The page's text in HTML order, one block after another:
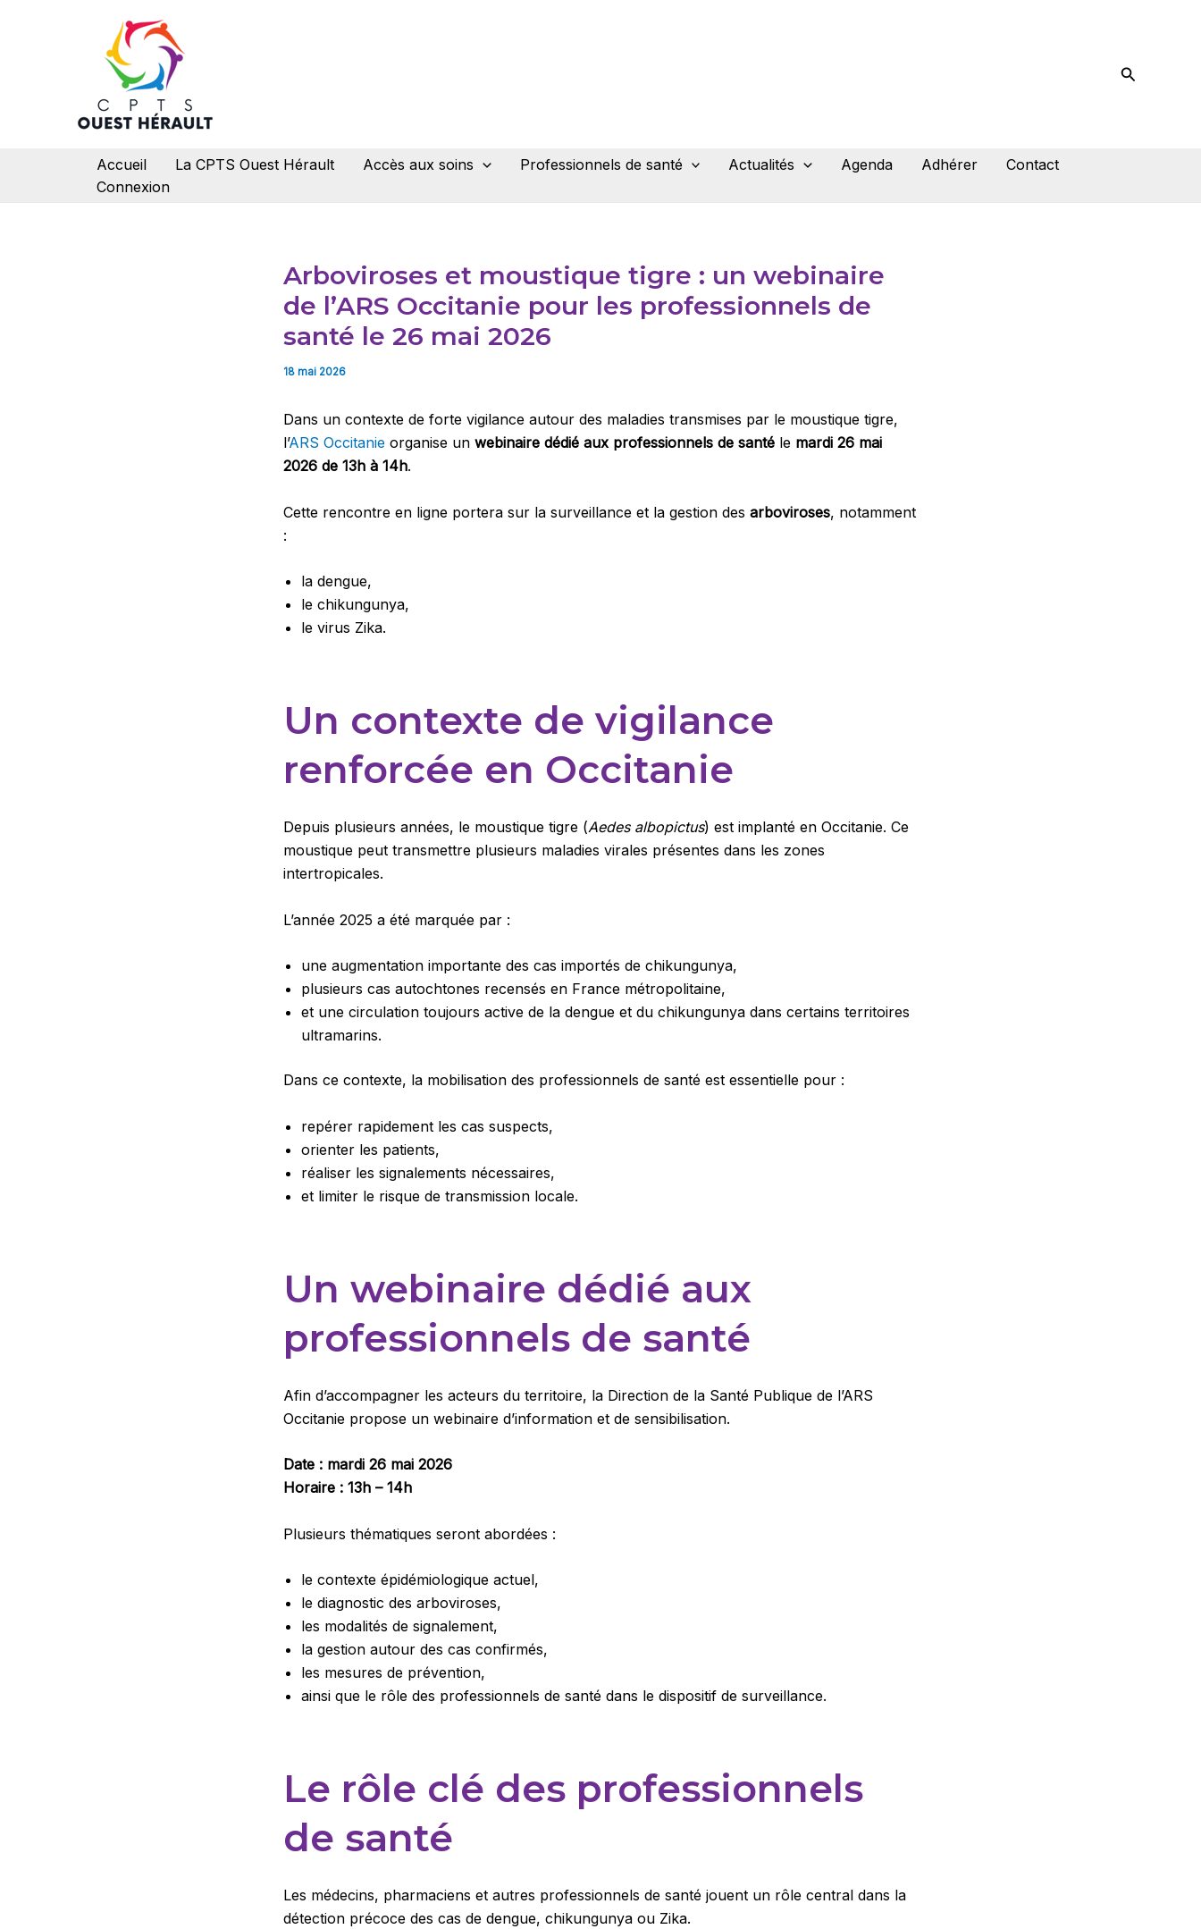
Accueil La CPTS Ouest Hérault Accès aux soins Professionnels de santé Actualités Agenda Adhérer
Contact
Connexion
Arboviroses et moustique tigre : un webinaire
de l’ARS Occitanie pour les professionnels de
santé le 26 mai 2026
18 mai 2026
Dans un contexte de forte vigilance autour des maladies transmises par le moustique tigre,
l’ARS Occitanie organise un webinaire dédié aux professionnels de santé le mardi 26 mai
2026 de 13h à 14h.
Cette rencontre en ligne portera sur la surveillance et la gestion des arboviroses, notamment
:
la dengue,
le chikungunya,
le virus Zika.
Un contexte de vigilance
renforcée en Occitanie
Depuis plusieurs années, le moustique tigre (Aedes albopictus) est implanté en Occitanie. Ce
moustique peut transmettre plusieurs maladies virales présentes dans les zones
intertropicales.
L’année 2025 a été marquée par :
une augmentation importante des cas importés de chikungunya,
plusieurs cas autochtones recensés en France métropolitaine,
et une circulation toujours active de la dengue et du chikungunya dans certains territoires
ultramarins.
Dans ce contexte, la mobilisation des professionnels de santé est essentielle pour :
repérer rapidement les cas suspects,
orienter les patients,
réaliser les signalements nécessaires,
et limiter le risque de transmission locale.
Un webinaire dédié aux
professionnels de santé
Afin d’accompagner les acteurs du territoire, la Direction de la Santé Publique de l’ARS
Occitanie propose un webinaire d’information et de sensibilisation.
Date : mardi 26 mai 2026
Horaire : 13h – 14h
Plusieurs thématiques seront abordées :
le contexte épidémiologique actuel,
le diagnostic des arboviroses,
les modalités de signalement,
la gestion autour des cas confirmés,
les mesures de prévention,
ainsi que le rôle des professionnels de santé dans le dispositif de surveillance.
Le rôle clé des professionnels
de santé
Les médecins, pharmaciens et autres professionnels de santé jouent un rôle central dans la
détection précoce des cas de dengue, chikungunya ou Zika.